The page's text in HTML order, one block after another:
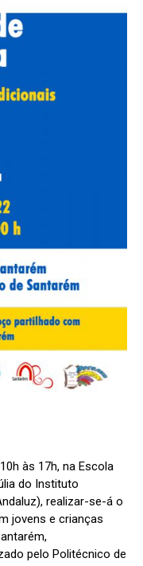
às 17h, na Escola
do Instituto
realizar-se-á o
jovens e crianças
pelo Politécnico de